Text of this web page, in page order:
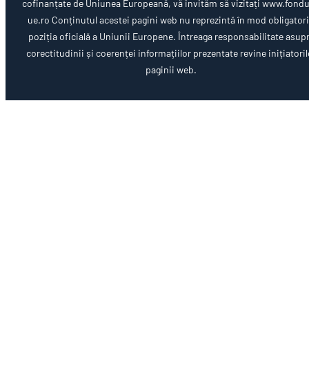
ue.ro Conținutul acestei pagini web nu reprezintă în mod
poziția oficială a Uniunii Europene. Întreaga responsabilitate
corectitudinii și coerenței informațiilor prezentate revine
paginii web.